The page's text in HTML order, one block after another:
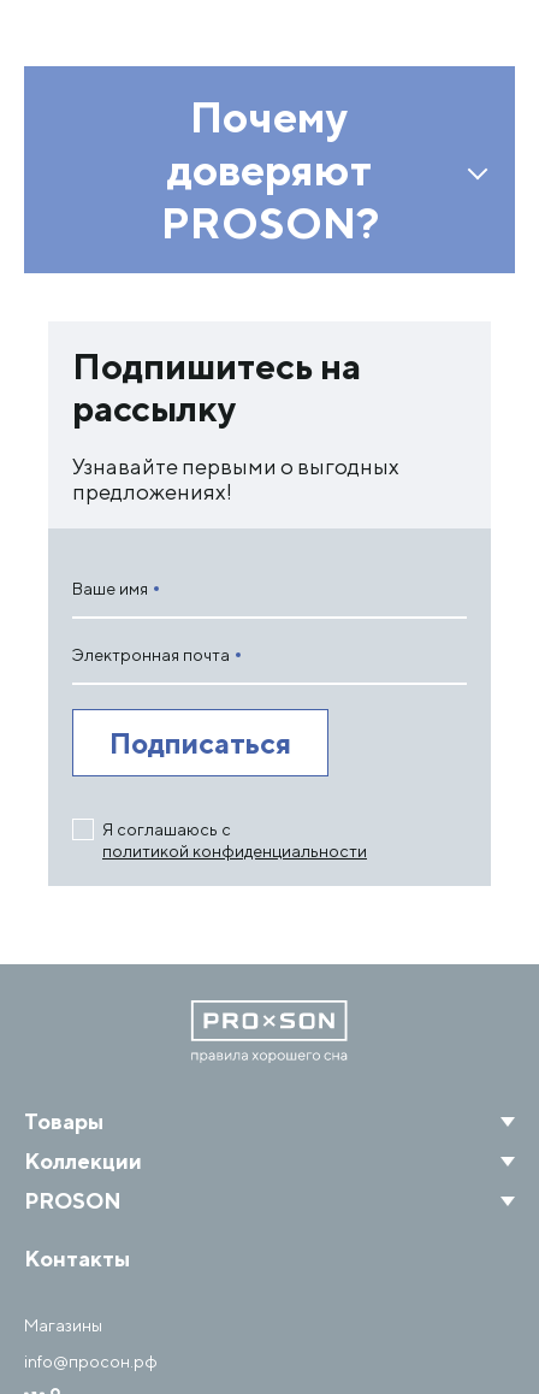
Почему
доверяют
PROSON?
Подпишитесь на
рассылку
Узнавайте первыми о выгодных
предложениях!
Ваше имя
Электронная почта
Я соглашаюсь с
политикой конфиденциальности
Товары
Коллекции
PROSON
Контакты
Магазины
info@просон.рф